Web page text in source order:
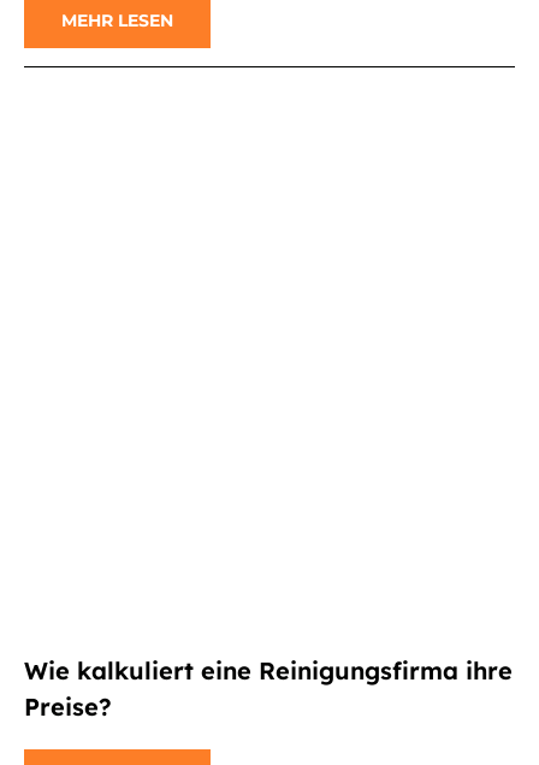
MEHR LESEN
Wie kalkuliert eine Reinigungsfirma ihre
Preise?